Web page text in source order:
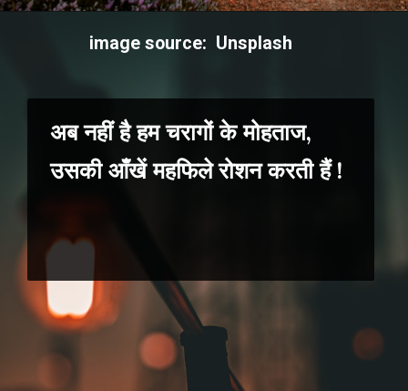
अब नहीं है हम चरागों के मोहताज,
उसकी आँखें महफिले रोशन करती हैं !
image source: Unsplash